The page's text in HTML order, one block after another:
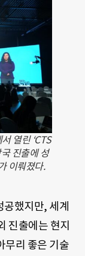
열린 ‘CTS
진출에 성
이뤄졌다.
했지만, 세계
진출에는 현지
무리 좋은 기술